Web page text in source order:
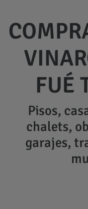
FUÉ
Pisos,
chalets,
garajes,